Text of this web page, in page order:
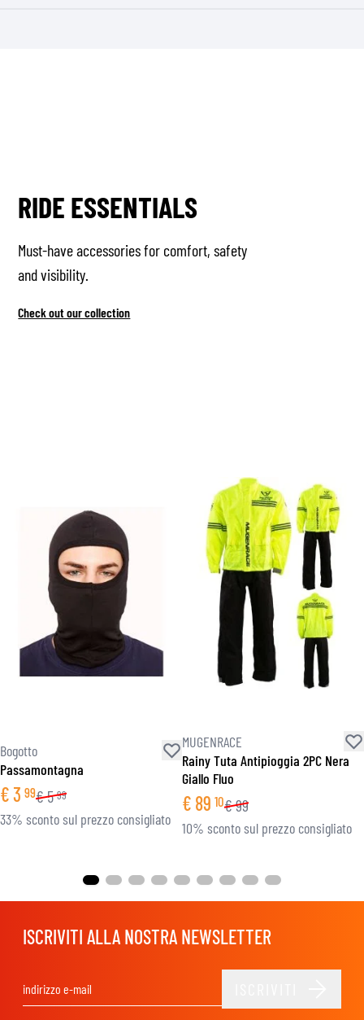
RIDE ESSENTIALS
Must-have accessories for comfort, safety
and visibility.
Check out our collection
Bogotto
Passamontagna
€3 99€5 99
33% sconto sul prezzo consigliato
MUGENRACE
Rainy Tuta Antipioggia 2PC Nera
Giallo Fluo
€ 89 10€99
10% sconto sul prezzo consigliato
ISCRIVITI ALLA NOSTRA NEWSLETTER